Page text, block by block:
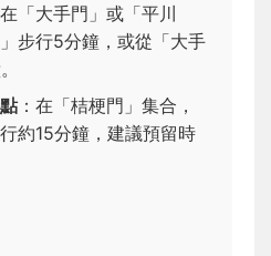
「大手門」或「平川
步行5分鐘，或從「大手
：在「桔梗門」集合，
約15分鐘，建議預留時